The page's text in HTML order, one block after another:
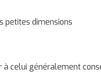
petites dimensions
celui généralement